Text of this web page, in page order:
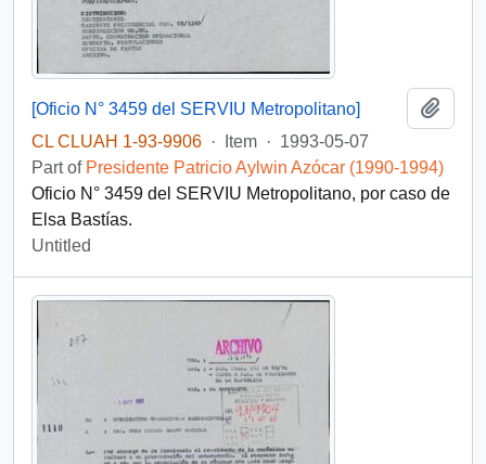
[Oficio N° 3459 del SERVIU Metropolitano]
CL CLUAH 1-93-9906 · Item · 1993-05-07
Part of Presidente Patricio Aylwin Azócar (1990-1994)
Oficio N° 3459 del SERVIU Metropolitano, por caso de
Elsa Bastías.
Untitled